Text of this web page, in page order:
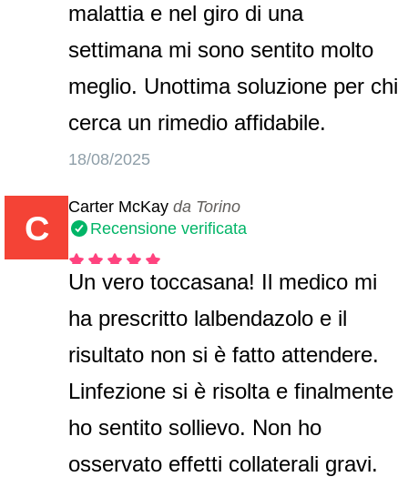
malattia e nel giro di una
settimana mi sono sentito molto
meglio. Unottima soluzione per chi
cerca un rimedio affidabile.
18/08/2025
C
Carter McKay da Torino
Recensione verificata
Un vero toccasana! Il medico mi
ha prescritto lalbendazolo e il
risultato non si è fatto attendere.
Linfezione si è risolta e finalmente
ho sentito sollievo. Non ho
osservato effetti collaterali gravi.